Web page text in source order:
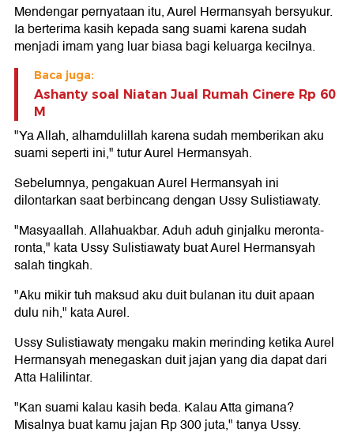
Mendengar pernyataan itu, Aurel Hermansyah bersyukur.
Ia berterima kasih kepada sang suami karena sudah
menjadi imam yang luar biasa bagi keluarga kecilnya.
Baca juga:
Ashanty soal Niatan Jual Rumah Cinere Rp 60
M
"Ya Allah, alhamdulillah karena sudah memberikan aku
suami seperti ini," tutur Aurel Hermansyah.
Sebelumnya, pengakuan Aurel Hermansyah ini
dilontarkan saat berbincang dengan Ussy Sulistiawaty.
"Masyaallah. Allahuakbar. Aduh aduh ginjalku meronta-
ronta," kata Ussy Sulistiawaty buat Aurel Hermansyah
salah tingkah.
"Aku mikir tuh maksud aku duit bulanan itu duit apaan
dulu nih," kata Aurel.
Ussy Sulistiawaty mengaku makin merinding ketika Aurel
Hermansyah menegaskan duit jajan yang dia dapat dari
Atta Halilintar.
"Kan suami kalau kasih beda. Kalau Atta gimana?
Misalnya buat kamu jajan Rp 300 juta," tanya Ussy.